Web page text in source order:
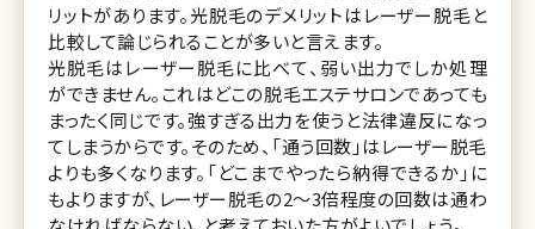
リットがあります。光脱毛のデメリットはレーザー脱毛と
比較して論じられることが多いと言えます。
光脱毛はレーザー脱毛に比べて、弱い出力でしか処理
ができません。これはどこの脱毛エステサロンであっても
まったく同じです。強すぎる出力を使うと法律違反になっ
てしまうからです。そのため、「通う回数」はレーザー脱毛
よりも多くなります。「どこまでやったら納得できるか」に
もよりますが、レーザー脱毛の2～3倍程度の回数は通わ